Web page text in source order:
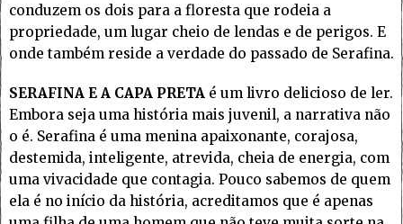
conduzem os dois para a floresta que rodeia a
propriedade, um lugar cheio de lendas e de perigos. E
onde também reside a verdade do passado de Serafina.
SERAFINA E A CAPA PRETA é um livro delicioso de ler.
Embora seja uma história mais juvenil, a narrativa não
o é. Serafina é uma menina apaixonante, corajosa,
destemida, inteligente, atrevida, cheia de energia, com
uma vivacidade que contagia. Pouco sabemos de quem
ela é no início da história, acreditamos que é apenas